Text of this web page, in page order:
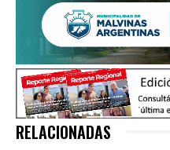
RELACIONADAS